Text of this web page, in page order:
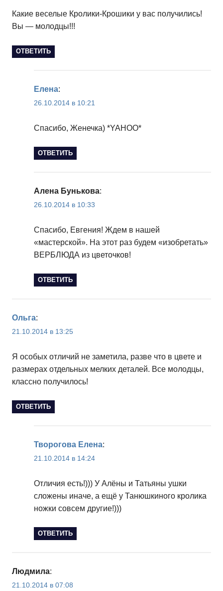
Какие веселые Кролики-Крошики у вас получились!
Вы — молодцы!!!
ОТВЕТИТЬ
Елена:
26.10.2014 в 10:21
Спасибо, Женечка) *YAHOO*
ОТВЕТИТЬ
Алена Бунькова:
26.10.2014 в 10:33
Спасибо, Евгения! Ждем в нашей
«мастерской». На этот раз будем «изобретать»
ВЕРБЛЮДА из цветочков!
ОТВЕТИТЬ
Ольга:
21.10.2014 в 13:25
Я особых отличий не заметила, разве что в цвете и
размерах отдельных мелких деталей. Все молодцы,
классно получилось!
ОТВЕТИТЬ
Творогова Елена:
21.10.2014 в 14:24
Отличия есть!))) У Алёны и Татьяны ушки
сложены иначе, а ещё у Танюшкиного кролика
ножки совсем другие!)))
ОТВЕТИТЬ
Людмила:
21.10.2014 в 07:08